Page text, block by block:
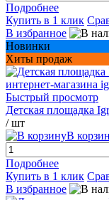
Подробнее
Купить в 1 клик
В избранное
Новинки
Хиты продаж
Быстрый просмотр
Детская площадка
/ шт
В
Подробнее
Купить в 1 клик
В избранное